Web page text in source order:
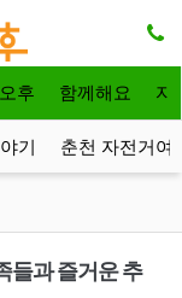
오후 함께해요 자
기 춘천 자전거여
들과 즐거운 추